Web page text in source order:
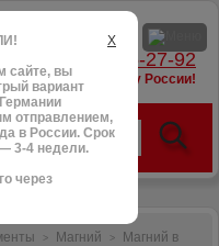
+7 (966) 095-27-92
в любую точку России!
X
сайте, вы
вариант
отправлением,
в России. Срок
3-4 недели.
через
> Магний >
Магний в